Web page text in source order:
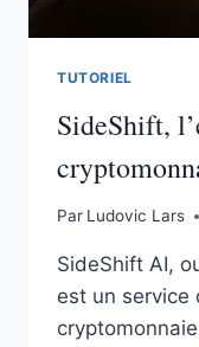
TUTORIEL
SideShift,
Par Ludovic Lars
SideShift AI,
est un service